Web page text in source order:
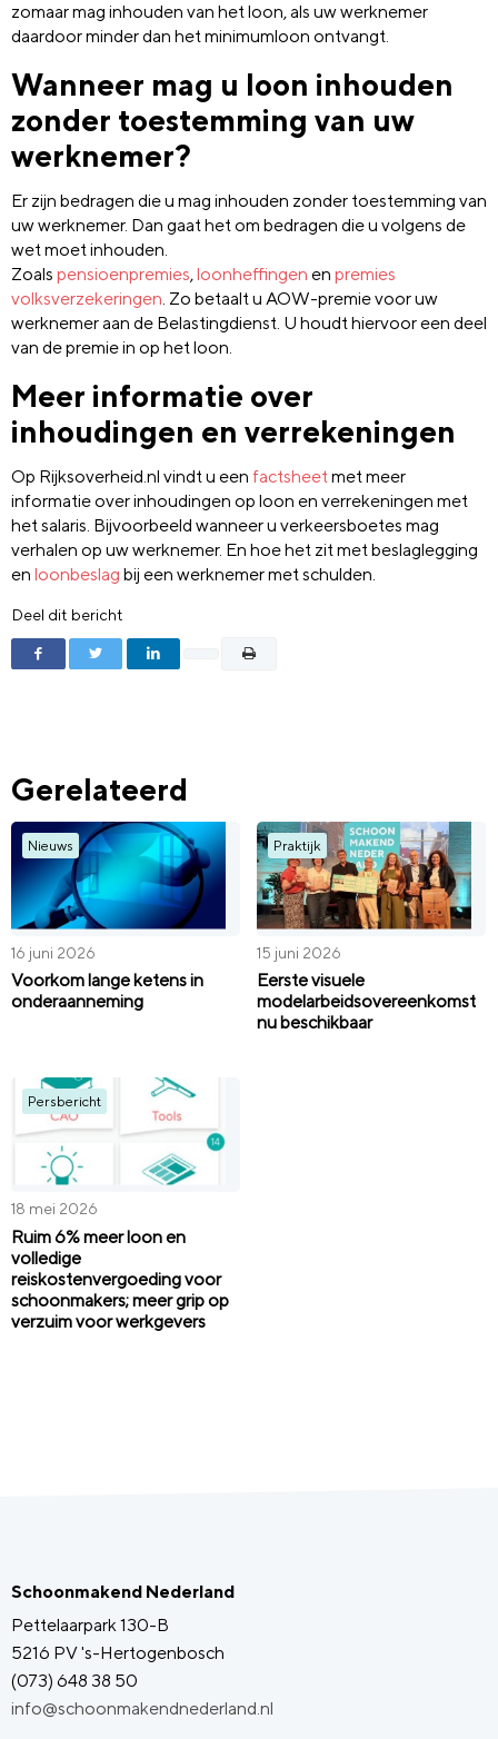
zomaar mag inhouden van het loon, als uw werknemer
daardoor minder dan het minimumloon ontvangt.
Wanneer mag u loon inhouden
zonder toestemming van uw
werknemer?
Er zijn bedragen die u mag inhouden zonder toestemming van
uw werknemer. Dan gaat het om bedragen die u volgens de
wet moet inhouden.
Zoals pensioenpremies,loonheffingen en premies
volksverzekeringen. Zo betaalt u AOW-premie voor uw
werknemer aan de Belastingdienst. U houdt hiervoor een deel
van de premie in op het loon.
Meer informatie over
inhoudingen en verrekeningen
Op Rijksoverheid.nl vindt u een factsheet met meer
informatie over inhoudingen op loon en verrekeningen met
het salaris. Bijvoorbeeld wanneer u verkeersboetes mag
verhalen op uw werknemer. En hoe het zit met beslaglegging
en loonbeslag bij een werknemer met schulden.
Deel dit bericht
Gerelateerd
Nieuws
16 juni 2026
Voorkom lange ketens in
onderaanneming
Praktijk
15 juni 2026
Eerste visuele
modelarbeidsovereenkomst
nu beschikbaar
Persbericht
18 mei 2026
Ruim 6% meer loon en
volledige
reiskostenvergoeding voor
schoonmakers; meer grip op
verzuim voor werkgevers
Schoonmakend Nederland
Pettelaarpark 130-B
5216 PV 's-Hertogenbosch
(073) 648 38 50
info@schoonmakendnederland.nl